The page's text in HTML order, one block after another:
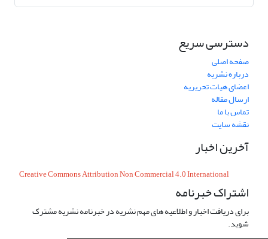
دسترسی سریع
صفحه اصلی
درباره نشریه
اعضای هیات تحریریه
ارسال مقاله
تماس با ما
نقشه سایت
آخرین اخبار
Creative Commons Attribution Non Commercial 4.0 International
اشتراک خبرنامه
برای دریافت اخبار و اطلاعیه های مهم نشریه در خبرنامه نشریه مشترک
شوید.